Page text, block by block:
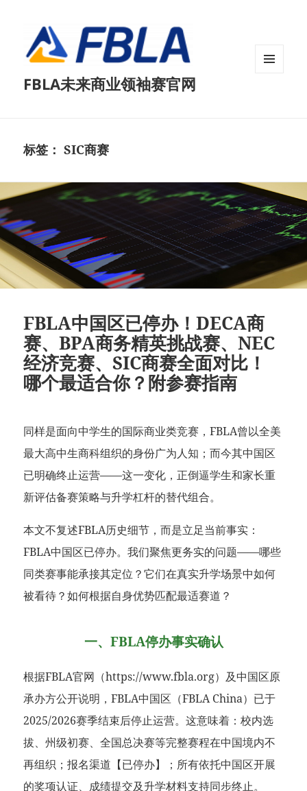
FBLA未来商业领袖赛官网
标签：SIC商赛
FBLA中国区已停办！DECA商
赛、BPA商务精英挑战赛、NEC
经济竞赛、SIC商赛全面对比！
哪个最适合你？附参赛指南
同样是面向中学生的国际商业类竞赛，FBLA曾以全美
最大高中生商科组织的身份广为人知；而今其中国区
已明确终止运营——这一变化，正倒逼学生和家长重
新评估备赛策略与升学杠杆的替代组合。
本文不复述FBLA历史细节，而是立足当前事实：
FBLA中国区已停办。我们聚焦更务实的问题——哪些
同类赛事能承接其定位？它们在真实升学场景中如何
被看待？如何根据自身优势匹配最适赛道？
一、FBLA停办事实确认
根据FBLA官网（https://www.fbla.org）及中国区原
承办方公开说明，FBLA中国区（FBLA China）已于
2025/2026赛季结束后停止运营。这意味着：校内选
拔、州级初赛、全国总决赛等完整赛程在中国境内不
再组织；报名渠道【已停办】；所有依托中国区开展
的奖项认证、成绩提交及升学材料支持同步终止。